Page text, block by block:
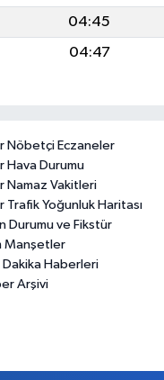
04:45
04:47
Nöbetçi Eczaneler
Hava Durumu
Namaz Vakitleri
Trafik Yoğunluk Haritası
Durumu ve Fikstür
Manşetler
Dakika Haberleri
Arşivi